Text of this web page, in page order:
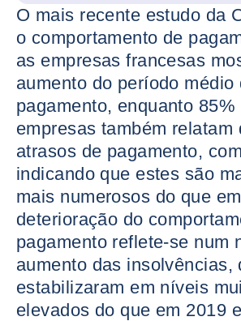
O mais recente estudo da
o comportamento de
as empresas francesas
aumento do período médio
pagamento, enquanto 85%
empresas também relatam
atrasos de pagamento,
indicando que estes são
mais numerosos do que
deterioração do
pagamento reflete-se num
aumento das insolvências,
estabilizaram em níveis
elevados do que em 2019